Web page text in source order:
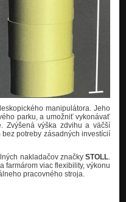
manipulátora. Jeho
parku, a umožniť vykonávať
Zvýšená výška zdvihu a väčší
potreby zásadných investícií
nakladačov značky STOLL.
farmárom viac flexibility, výkonu
pracovného stroja.